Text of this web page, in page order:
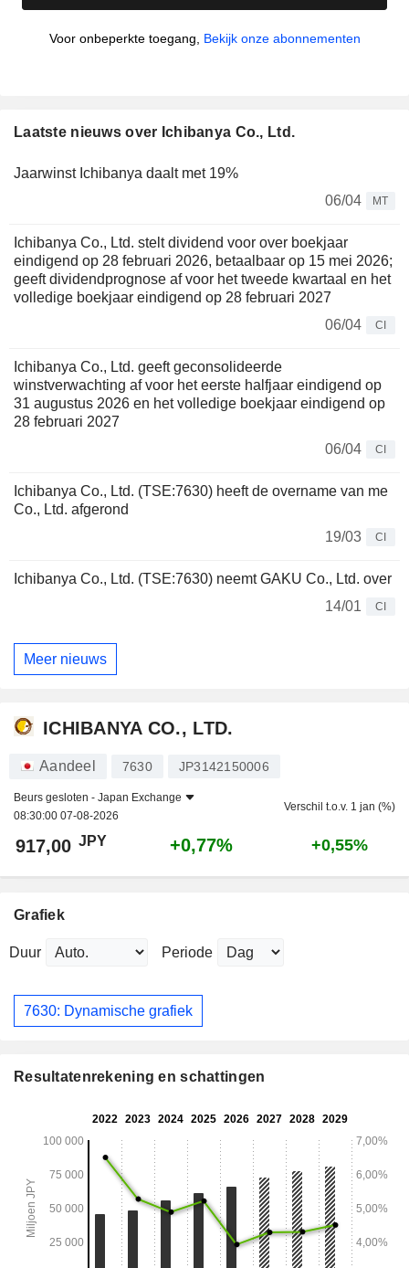
Voor onbeperkte toegang, Bekijk onze abonnementen
Laatste nieuws over Ichibanya Co., Ltd.
Jaarwinst Ichibanya daalt met 19%
06/04
MT
Ichibanya Co., Ltd. stelt dividend voor over boekjaar
eindigend op 28 februari 2026, betaalbaar op 15 mei 2026;
geeft dividendprognose af voor het tweede kwartaal en het
volledige boekjaar eindigend op 28 februari 2027
06/04
CI
Ichibanya Co., Ltd. geeft geconsolideerde
winstverwachting af voor het eerste halfjaar eindigend op
31 augustus 2026 en het volledige boekjaar eindigend op
28 februari 2027
06/04
CI
Ichibanya Co., Ltd. (TSE:7630) heeft de overname van me
Co., Ltd. afgerond
19/03
CI
Ichibanya Co., Ltd. (TSE:7630) neemt GAKU Co., Ltd. over
14/01
CI
Meer nieuws
ICHIBANYA CO., LTD.
Aandeel 7630 JP3142150006
Beurs gesloten - Japan Exchange
08:30:00 07-08-2026
Verschil t.o.v. 1 jan (%)
917,00 JPY +0,77% +0,55%
Grafiek
Duur Periode
7630: Dynamische grafiek
Resultatenrekening en schattingen